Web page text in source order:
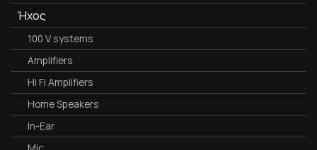
Ήχος
100 V systems
Amplifiers
Hi Fi Amplifiers
Home Speakers
In-Ear